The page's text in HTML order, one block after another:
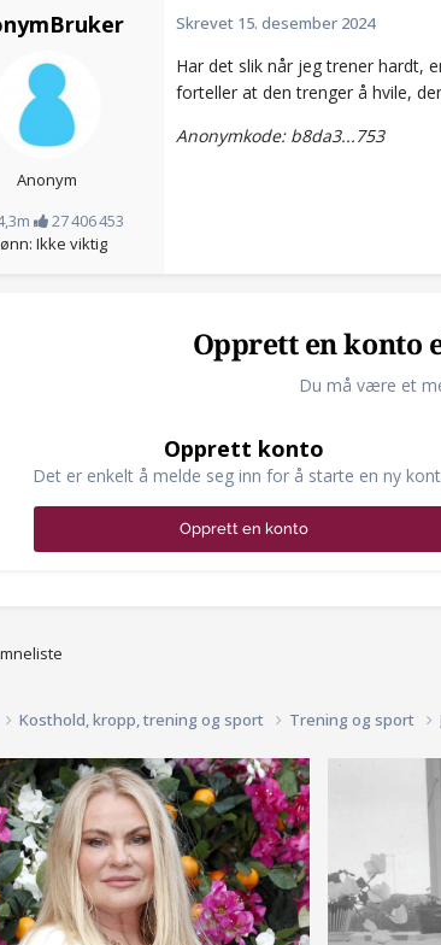
Anonym
27 406 453
Ikke viktig
Skrevet 15. desember 2024
Har det slik når jeg trener hardt,
forteller at den trenger å hvile,
Anonymkode: b8da3...753
Opprett en konto
Du må være et
Opprett konto
Det er enkelt å melde seg inn for å starte en ny
Opprett en konto
Kosthold, kropp, trening og sport Trening og sport